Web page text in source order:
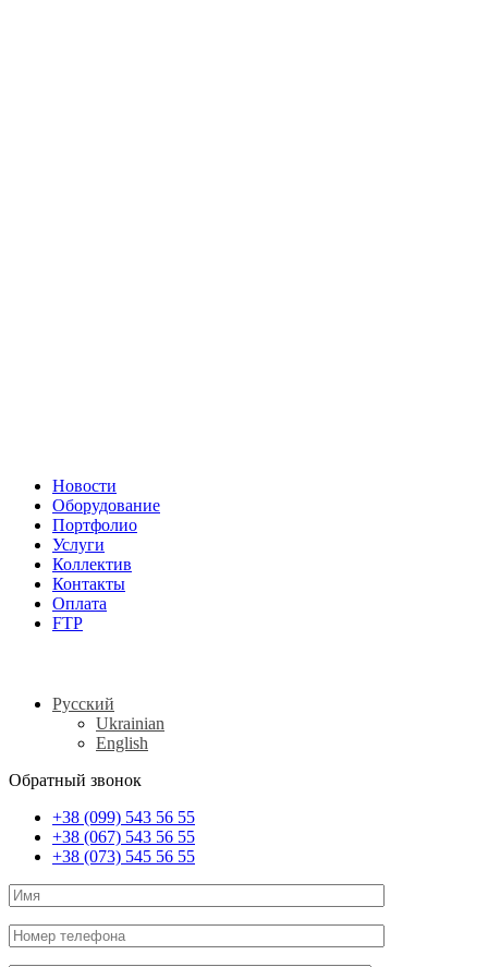
Новости
Оборудование
Портфолио
Услуги
Коллектив
Контакты
Оплата
FTP
Русский
Ukrainian
English
Обратный звонок
+38 (099) 543 56 55
+38 (067) 543 56 55
+38 (073) 545 56 55